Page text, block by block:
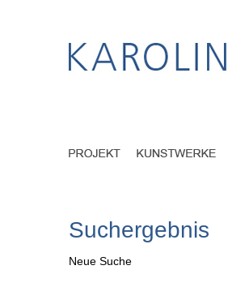
Suchergebnis
Neue Suche